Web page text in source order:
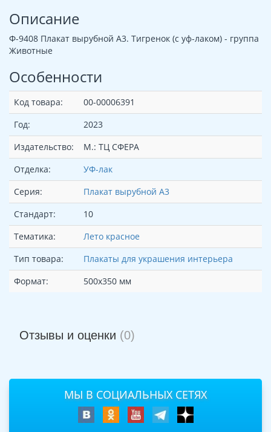
Описание
Ф-9408 Плакат вырубной А3. Тигренок (с уф-лаком) - группа
Животные
Особенности
Код товара:
00-00006391
Год:
2023
Издательство:
М.: ТЦ СФЕРА
Отделка:
УФ-лак
Серия:
Плакат вырубной А3
Стандарт:
10
Тематика:
Лето красное
Тип товара:
Плакаты для украшения интерьера
Формат:
500х350 мм
Отзывы и оценки (0)
МЫ В СОЦИАЛЬНЫХ СЕТЯХ